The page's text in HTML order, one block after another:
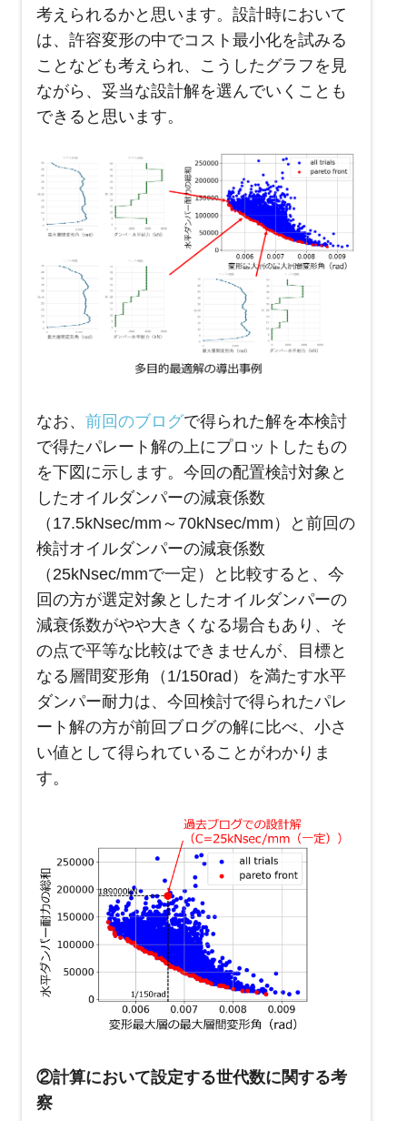
考えられるかと思います。設計時において
は、許容変形の中でコスト最小化を試みる
ことなども考えられ、こうしたグラフを見
ながら、妥当な設計解を選んでいくことも
できると思います。
なお、 前回のブログで得られた解を本検討
で得たパレート解の上にプロットしたもの
を下図に示します。今回の配置検討対象と
したオイルダンパーの減衰係数
（17.5kNsec/mm～70kNsec/mm）と前回の
検討オイルダンパーの減衰係数
（25kNsec/mmで一定）と比較すると、今
回の方が選定対象としたオイルダンパーの
減衰係数がやや大きくなる場合もあり、そ
の点で平等な比較はできませんが、目標と
なる層間変形角（1/150rad）を満たす水平
ダンパー耐力は、今回検討で得られたパレ
ート解の方が前回ブログの解に比べ、小さ
い値として得られていることがわかりま
す。
②計算において設定する世代数に関する考
察